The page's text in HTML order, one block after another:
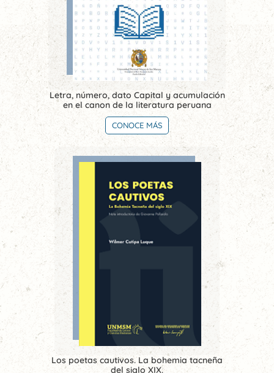
Letra, número, dato Capital y acumulación
en el canon de la literatura peruana
CONOCE MÁS
Los poetas cautivos. La bohemia tacneña
del siglo XIX.